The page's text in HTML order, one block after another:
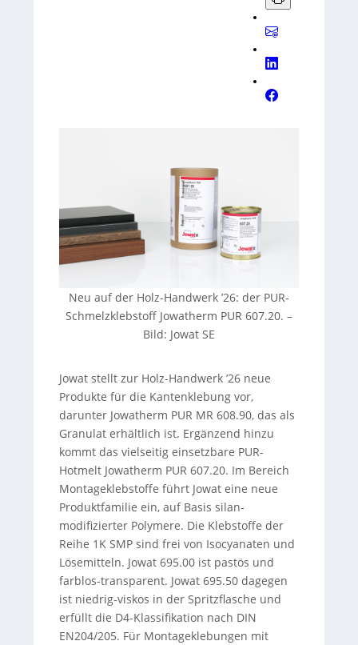
Neu auf der Holz-Handwerk ’26: der PUR-
Schmelzklebstoff Jowatherm PUR 607.20. –
Bild: Jowat SE
Jowat stellt zur Holz-Handwerk ’26 neue
Produkte für die Kantenklebung vor,
darunter Jowatherm PUR MR 608.90, das als
Granulat erhältlich ist. Ergänzend hinzu
kommt das vielseitig einsetzbare PUR-
Hotmelt Jowatherm PUR 607.20. Im Bereich
Montageklebstoffe führt Jowat eine neue
Produktfamilie ein, auf Basis silan-
modifizierter Polymere. Die Klebstoffe der
Reihe 1K SMP sind frei von Isocyanaten und
Lösemitteln. Jowat 695.00 ist pastös und
farblos-transparent. Jowat 695.50 dagegen
ist niedrig-viskos in der Spritzflasche und
erfüllt die D4-Klassifikation nach DIN
EN204/205. Für Montageklebungen mit